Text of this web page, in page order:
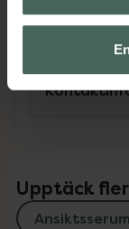
Upptäck
Ansiktsserum